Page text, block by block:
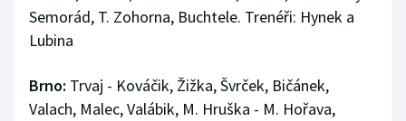
Semorád, T. Zohorna, Buchtele. Trenéři: Hynek a
Lubina
Brno: Trvaj - Kováčik, Žižka, Švrček, Bičánek,
Valach, Malec, Valábik, M. Hruška - M. Hořava,